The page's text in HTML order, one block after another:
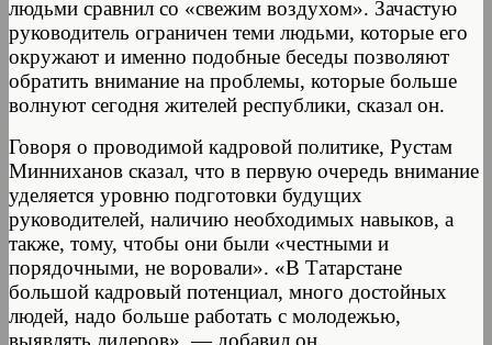
людьми сравнил со «свежим воздухом». Зачастую
руководитель ограничен теми людьми, которые его
окружают и именно подобные беседы позволяют
обратить внимание на проблемы, которые больше
волнуют сегодня жителей республики, сказал он.
Говоря о проводимой кадровой политике, Рустам
Минниханов сказал, что в первую очередь внимание
уделяется уровню подготовки будущих
руководителей, наличию необходимых навыков, а
также, тому, чтобы они были «честными и
порядочными, не воровали». «В Татарстане
большой кадровый потенциал, много достойных
людей, надо больше работать с молодежью,
выявлять лидеров», — добавил он.